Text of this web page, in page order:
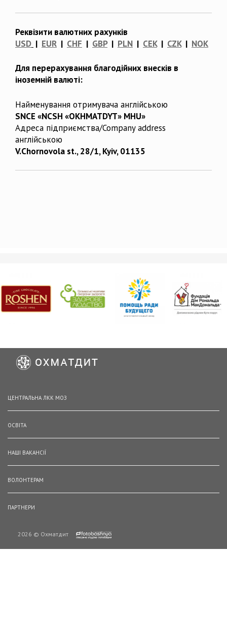
Реквізити валютних рахунків
USD | EUR | CHF | GBP| PLN | CEK| CZK| NOK
Для перерахування благодійних внесків в
іноземній валюті:
Найменування отримувача англійською
SNCE «NCSH «OKHMATDYT» MHU»
Адреса підприємства/Company address
англійською
V.Chornovola st., 28/1, Kyiv, 01135
ЦЕНТРАЛЬНА ЛКК МОЗ
ОСВІТА
НАШІ ВАКАНСІЇ
ВОЛОНТЕРАМ
ПАРТНЕРИ
2026 © Охматдит